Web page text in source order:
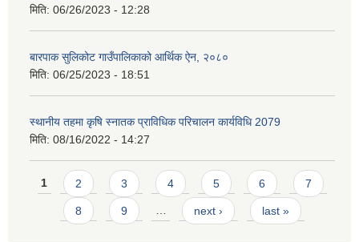
मिति: 06/26/2023 - 12:28
बारपाक सुलिकोट गाउँपालिकाको आर्थिक ऐन, २०८०
मिति: 06/25/2023 - 18:51
स्थानीय तहमा कृषि स्नातक प्राविधिक परिचालन कार्यविधि 2079
मिति: 08/16/2022 - 14:27
Pages
1 2 3 4 5 6 7
8 9 … next › last »